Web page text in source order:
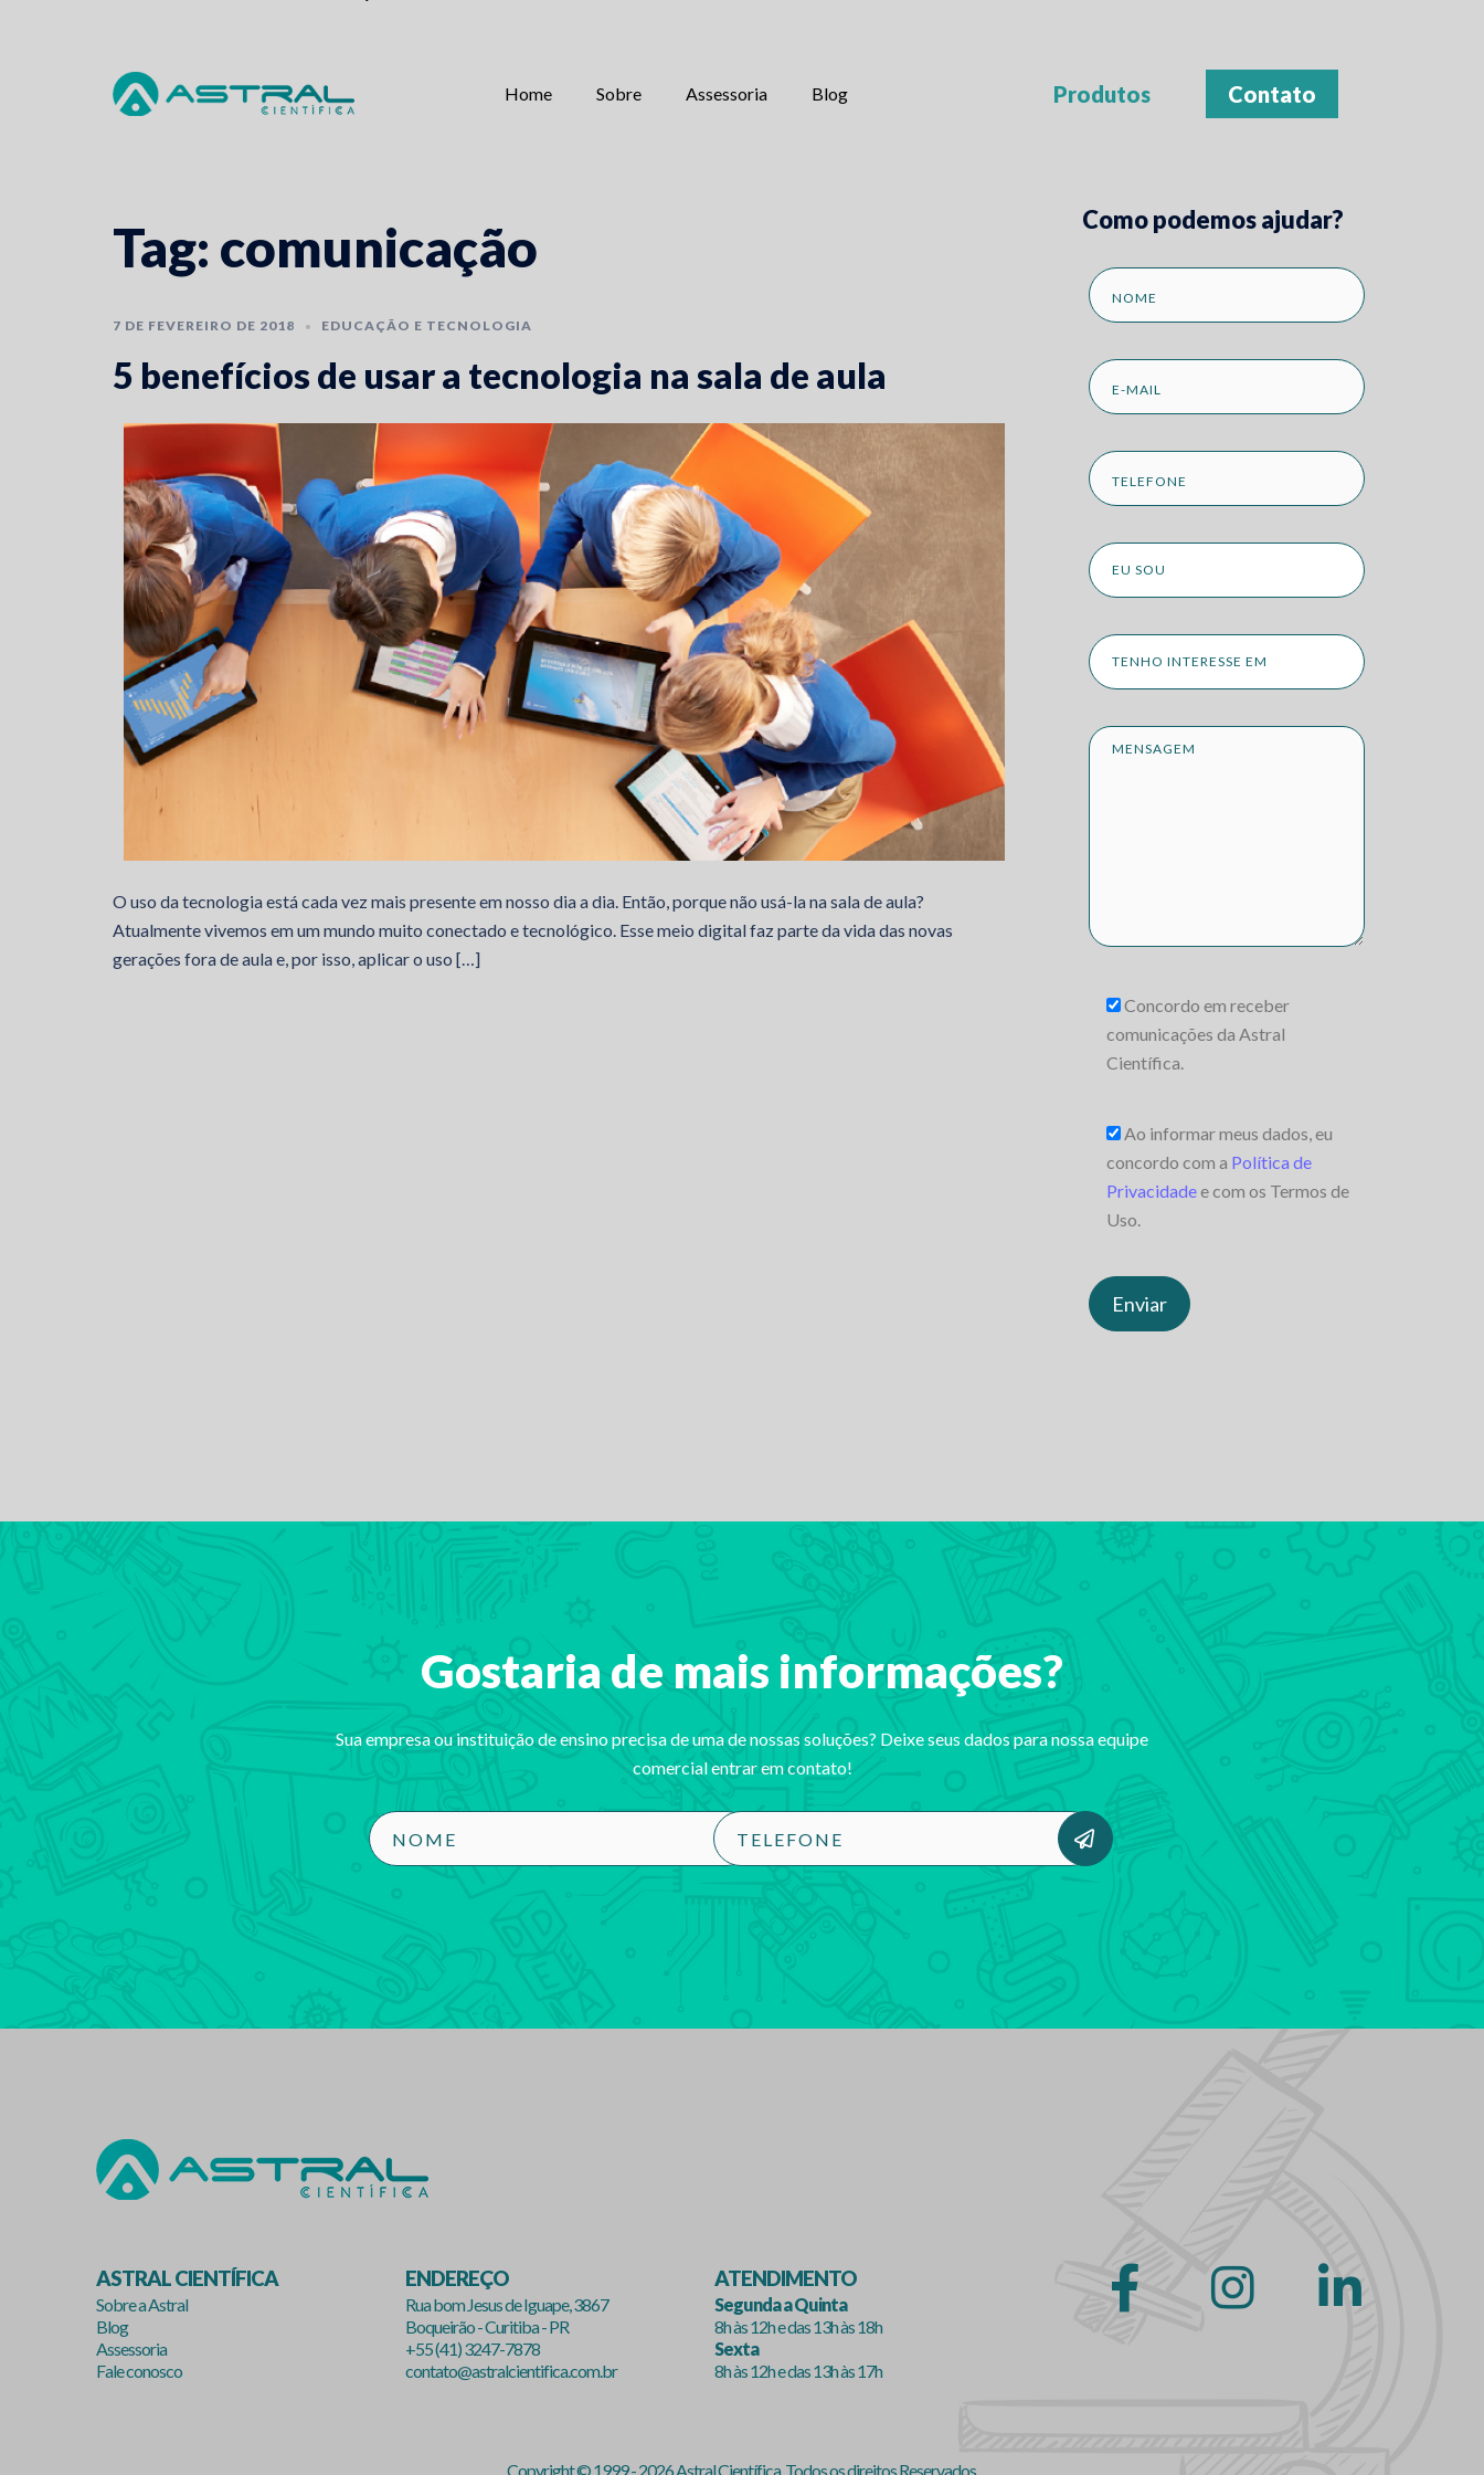
Home
Sobre Assessoria Blog Produtos Contato
Tag: comunicação
7 DE FEVEREIRO DE 2018 EDUCAÇÃO E TECNOLOGIA
5 benefícios de usar a tecnologia na sala de aula
O uso da tecnologia está cada vez mais presente em nosso dia a dia. Então, porque não usá-la na sala de aula?
Atualmente vivemos em um mundo muito conectado e tecnológico. Esse meio digital faz parte da vida das novas
gerações fora de aula e, por isso, aplicar o uso […]
Como podemos ajudar?
Concordo em receber
comunicações da Astral
Científica.
Ao informar meus dados, eu
concordo com a Política de
Privacidadee com os Termos de
Uso.
Gostaria de mais informações?
Sua empresa ou instituição de ensino precisa de uma de nossas soluções? Deixe seus dados para nossa equipe
comercial entrar em contato!
ASTRAL CIENTÍFICA
Sobre a Astral
Blog
Assessoria
Fale conosco
ENDEREÇO
Rua bom Jesus de Iguape, 3867
Boqueirão - Curitiba - PR
+55 (41) 3247-7878
contato@astralcientifica.com.br
ATENDIMENTO
Segunda a Quinta
8h às 12h e das 13h às 18h
Sexta
8h às 12h e das 13h às 17h
Copyright © 1999 - 2026 Astral Científica. Todos os direitos Reservados.